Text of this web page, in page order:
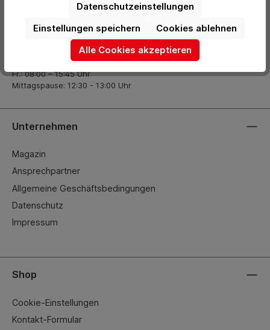
info@hermann-direkt.de
Öffnungszeiten
Mo.–Do.: 08:00 – 17:00 Uhr
Fr.: 08:00 – 15:45 Uhr
Mittagspause: 12:30 - 13:00 Uhr
Unternehmen
Magazin
Ansprechpartner
Allgemeine Geschäftsbedingungen
Datenschutz
Impressum
Shop
Cookie-Einstellungen
Kontakt-Formular
Datenschutzeinstellungen
Cookies ablehnen
Einstellungen speichern
Alle Cookies akzeptieren